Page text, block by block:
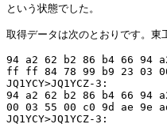
という状態でした。
取得データは次のとおりです。東
94 a2 62 b2 86 b4 66 94
ff ff 84 78 99 b9 23 03
JQ1YCY>JQ1YCZ-3:
94 a2 62 b2 86 b4 66 94
00 03 55 00 c0 9d ae 9e
JQ1YCY>JQ1YCZ-3: